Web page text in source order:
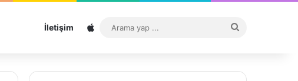
İletişim Sitemap
...